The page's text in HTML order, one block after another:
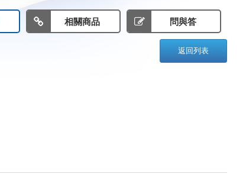
相關商品 問與答
返回列表